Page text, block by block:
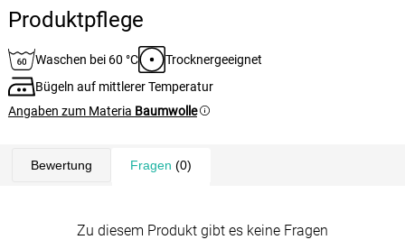
Produktpflege
Waschen bei 60 °C
Trocknergeeignet
Bügeln auf mittlerer Temperatur
Angaben zum Materia Baumwolle
Bewertung Fragen (0)
Zu diesem Produkt gibt es keine Fragen